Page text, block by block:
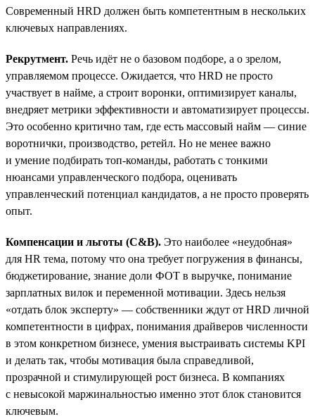
Современный HRD должен быть компетентным в нескольких
ключевых направлениях.
Рекрутмент. Речь идёт не о базовом подборе, а о зрелом,
управляемом процессе. Ожидается, что HRD не просто
участвует в найме, а строит воронки, оптимизирует каналы,
внедряет метрики эффективности и автоматизирует процессы.
Это особенно критично там, где есть массовый найм — синие
воротнички, производство, ретейл. Но не менее важно
и умение подбирать топ-команды, работать с тонкими
нюансами управленческого подбора, оценивать
управленческий потенциал кандидатов, а не просто проверять
опыт.
Компенсации и льготы (C&B). Это наиболее «неудобная»
для HR тема, потому что она требует погружения в финансы,
бюджетирование, знание доли ФОТ в выручке, понимание
зарплатных вилок и переменной мотивации. Здесь нельзя
«отдать блок эксперту» — собственники ждут от HRD личной
компетентности в цифрах, понимания драйверов численности
в этом конкретном бизнесе, умения выстраивать системы KPI
и делать так, чтобы мотивация была справедливой,
прозрачной и стимулирующей рост бизнеса. В компаниях
с невысокой маржинальностью именно этот блок становится
ключевым.